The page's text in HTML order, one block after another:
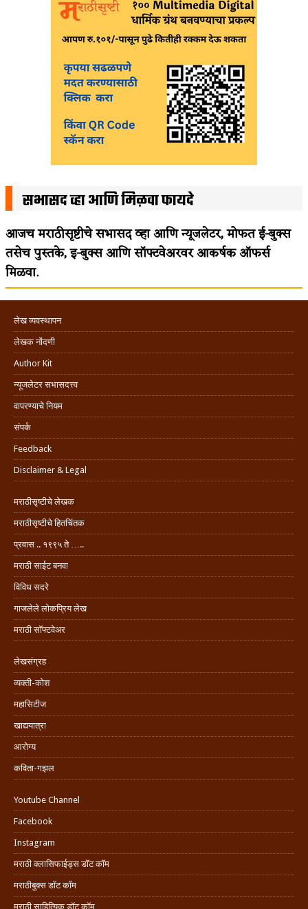
सभासद व्हा आणि मिळवा फायदे
आजच मराठीसृष्टीचे सभासद व्हा आणि न्यूजलेटर, मोफत ई-बुक्स
तसेच पुस्तके, इ-बुक्स आणि सॉफ्टवेअरवर आकर्षक ऑफर्स
मिळवा.
लेख व्यवस्थापन
लेखक नोंदणी
Author Kit
न्यूजलेटर सभासदत्त्व
वापरण्याचे नियम
संपर्क
Feedback
Disclaimer & Legal
मराठीसृष्टीचे लेखक
मराठीसृष्टीचे हितचिंतक
प्रवास .. १९९५ ते …..
मराठी साईट बनवा
विविध सदरे
गाजलेले लोकप्रिय लेख
मराठी सॉफ्टवेअर
लेखसंग्रह
व्यक्ती-कोश
महासिटीज
खाद्ययात्रा
आरोग्य
कविता-गझल
Youtube Channel
Facebook
Instagram
मराठी क्लासिफाईड्स डॉट कॉम
मराठीबुक्स डॉट कॉम
मराठी साहित्यिक डॉट कॉम